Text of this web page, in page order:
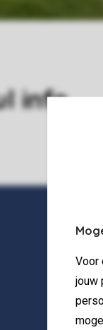
Voor
jouw
info